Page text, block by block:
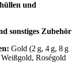
und
sonstiges Zubehör
Gold (2 g, 4 g, 8 g
Roségold